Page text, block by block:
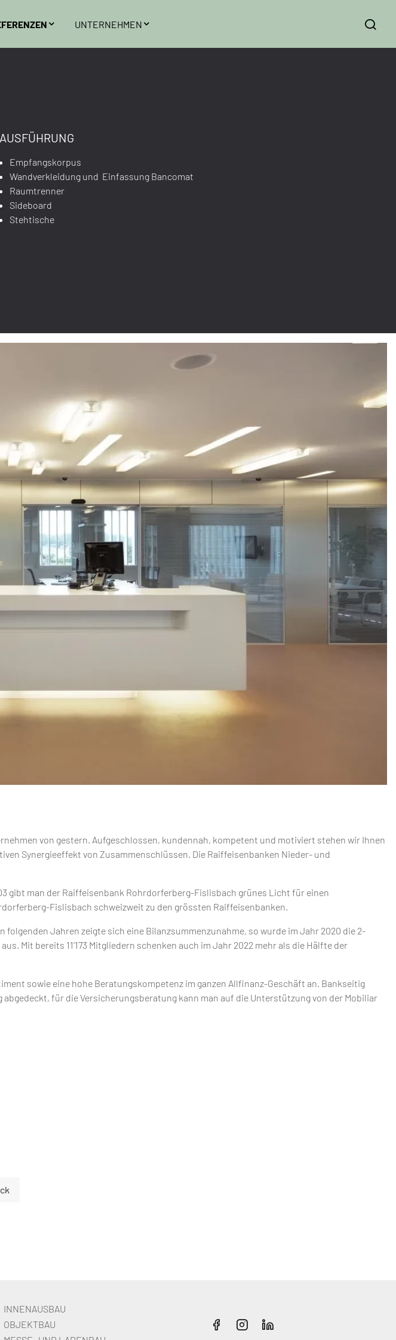
UNTERNEHMEN
AUSFÜHRUNG
Empfangskorpus
Wandverkleidung und Einfassung Bancomat
Raumtrenner
Sideboard
Stehtische
von gestern. Aufgeschlossen, kundennah, kompetent und motiviert stehen wir Ihnen
Synergieeffekt von Zusammenschlüssen. Die Raiffeisenbanken Nieder- und
gibt man der Raiffeisenbank Rohrdorferberg-Fislisbach grünes Licht für einen
Fislisbach schweizweit zu den grössten Raiffeisenbanken.
Jahren zeigte sich eine Bilanzsummenzunahme, so wurde im Jahr 2020 die 2-
Mit bereits 11'173 Mitgliedern schenken auch im Jahr 2022 mehr als die Hälfte der
sowie eine hohe Beratungskompetenz im ganzen Allfinanz-Geschäft an. Bankseitig
für die Versicherungsberatung kann man auf die Unterstützung von der Mobiliar
INNENAUSBAU
OBJEKTBAU